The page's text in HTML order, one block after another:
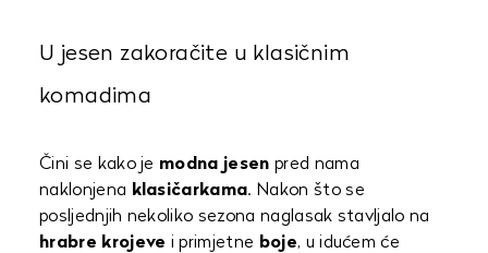
U jesen zakoračite u klasičnim
komadima
Čini se kako je modna jesen pred nama
naklonjena klasičarkama. Nakon što se
posljednjih nekoliko sezona naglasak stavljalo na
hrabre krojeve i primjetne boje, u idućem će